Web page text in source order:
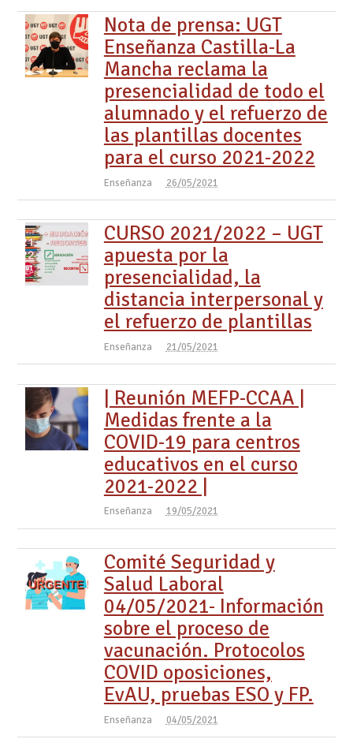
Nota de prensa: UGT
Enseñanza Castilla-La
Mancha reclama la
presencialidad de todo el
alumnado y el refuerzo de
las plantillas docentes
para el curso 2021-2022
Enseñanza 26/05/2021
CURSO 2021/2022 – UGT
apuesta por la
presencialidad, la
distancia interpersonal y
el refuerzo de plantillas
Enseñanza 21/05/2021
| Reunión MEFP-CCAA |
Medidas frente a la
COVID-19 para centros
educativos en el curso
2021-2022 |
Enseñanza 19/05/2021
Comité Seguridad y
Salud Laboral
04/05/2021- Información
sobre el proceso de
vacunación. Protocolos
COVID oposiciones,
EvAU, pruebas ESO y FP.
Enseñanza 04/05/2021